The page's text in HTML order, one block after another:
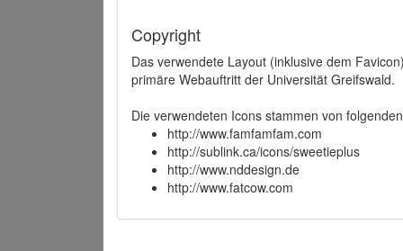
Copyright
Das verwendete Layout (inklusive dem
primäre Webauftritt der Universität Greifswald.
Die verwendeten Icons stammen von
http://www.famfamfam.com
http://sublink.ca/icons/sweetieplus
http://www.nddesign.de
http://www.fatcow.com